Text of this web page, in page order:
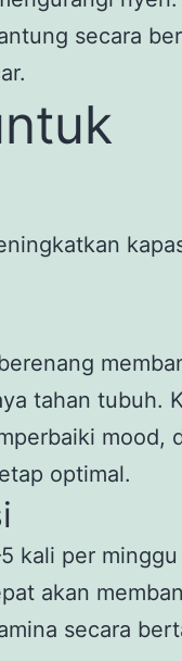
secara
tahan tubuh.
mood,
optimal.
kali per
akan
secara